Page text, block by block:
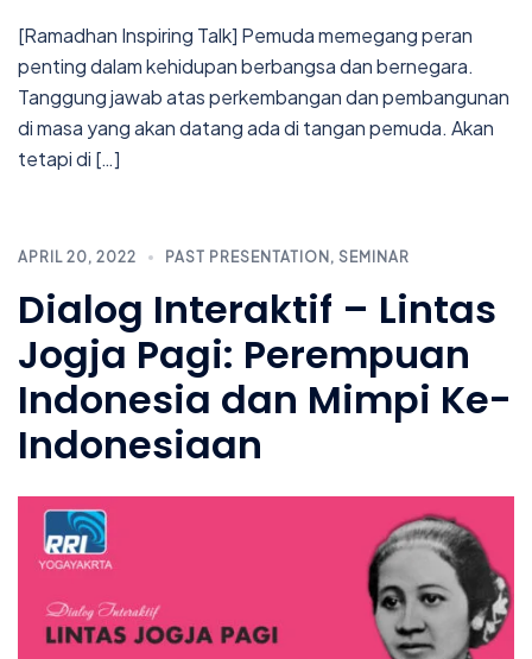
[Ramadhan Inspiring Talk] Pemuda memegang peran
penting dalam kehidupan berbangsa dan bernegara.
Tanggung jawab atas perkembangan dan pembangunan
di masa yang akan datang ada di tangan pemuda. Akan
tetapi di […]
APRIL 20, 2022 PAST PRESENTATION, SEMINAR
Dialog Interaktif – Lintas
Jogja Pagi: Perempuan
Indonesia dan Mimpi Ke-
Indonesiaan